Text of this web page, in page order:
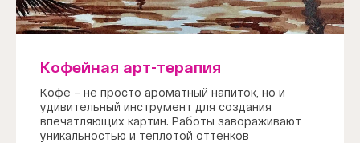
Кофейная арт-терапия
Кофе – не просто ароматный напиток, но и
удивительный инструмент для создания
впечатляющих картин. Работы завораживают
уникальностью и теплотой оттенков